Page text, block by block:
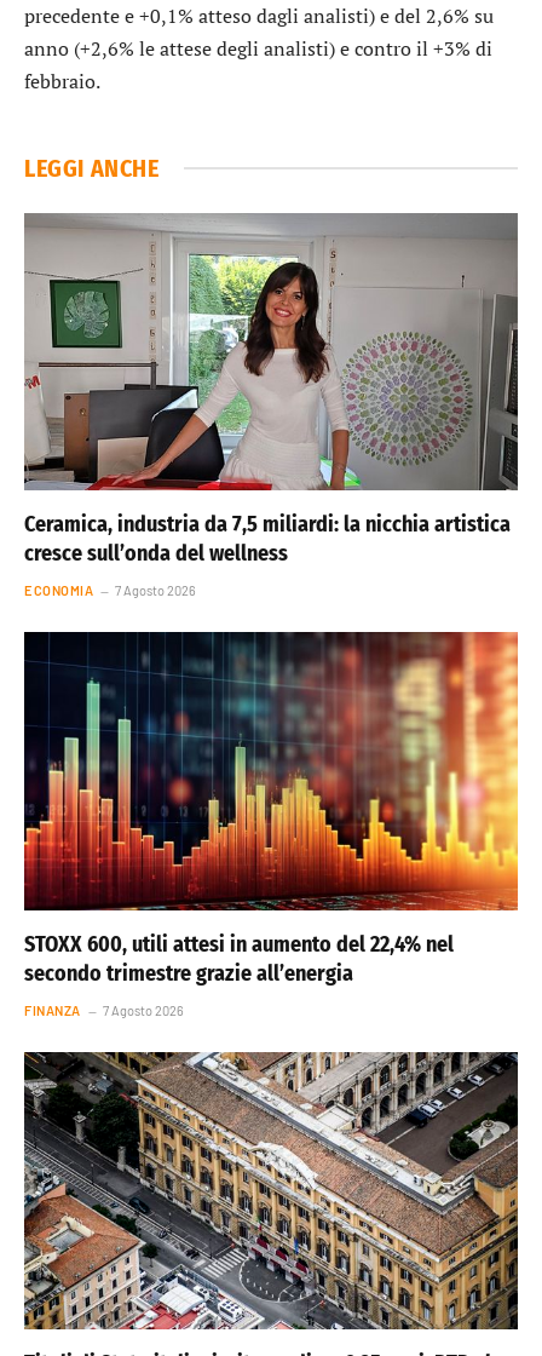
precedente e +0,1% atteso dagli analisti) e del 2,6% su
anno (+2,6% le attese degli analisti) e contro il +3% di
febbraio.
LEGGI ANCHE
Ceramica, industria da 7,5 miliardi: la nicchia artistica
cresce sull’onda del wellness
ECONOMIA 7 Agosto 2026
STOXX 600, utili attesi in aumento del 22,4% nel
secondo trimestre grazie all’energia
FINANZA 7 Agosto 2026